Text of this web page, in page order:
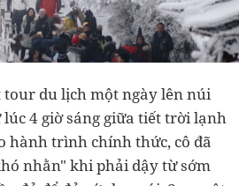
tour du lịch một ngày lên núi
4 giờ sáng giữa tiết trời lạnh
hành trình chính thức, cô đã
nhằn" khi phải dậy từ sớm